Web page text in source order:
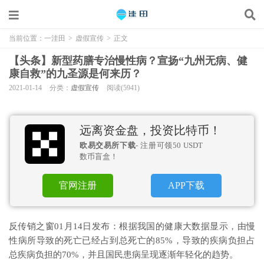
当前位置： 一洼田 > 虚假宣传 > 正文
【头条】新型药膳专治慢性病？宣扬“九州无病、健
康自救”的九圣源是何来历？
2021-01-14 分类： 虚假宣传 阅读(5941)
远离资金盘，投资比特币！
欧易交易所下载- 注册可领50 USDT
数币盲盒！
官网注册 APP下载
反传销之窗01月14日发布：根据我国的健康大数据显示，由慢
性病所导致的死亡已经占到总死亡的85%，导致的疾病负担占
总疾病负担的70%，并且国民患病呈现逐渐年轻化的趋势。